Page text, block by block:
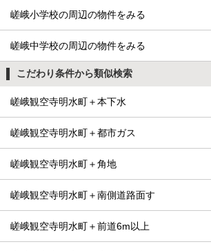
嵯峨小学校の周辺の物件をみる
嵯峨中学校の周辺の物件をみる
こだわり条件から類似検索
嵯峨観空寺明水町＋本下水
嵯峨観空寺明水町＋都市ガス
嵯峨観空寺明水町＋角地
嵯峨観空寺明水町＋南側道路面す
嵯峨観空寺明水町＋前道6m以上